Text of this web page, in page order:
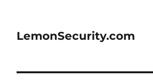
LemonSecurity.com